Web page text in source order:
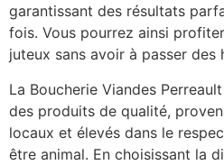
garantissant des résultats
fois. Vous pourrez ainsi
juteux sans avoir à passer des
La Boucherie Viandes
des produits de qualité,
locaux et élevés dans le
être animal. En choisissant la